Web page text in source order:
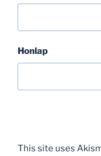
Honlap
This site uses